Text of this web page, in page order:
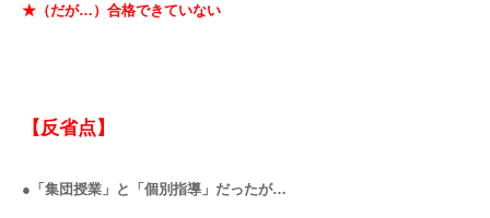
★（だが…）合格できていない
【反省点】
●「集団授業」と「個別指導」だったが…